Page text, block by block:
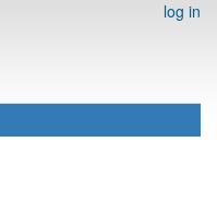
log in